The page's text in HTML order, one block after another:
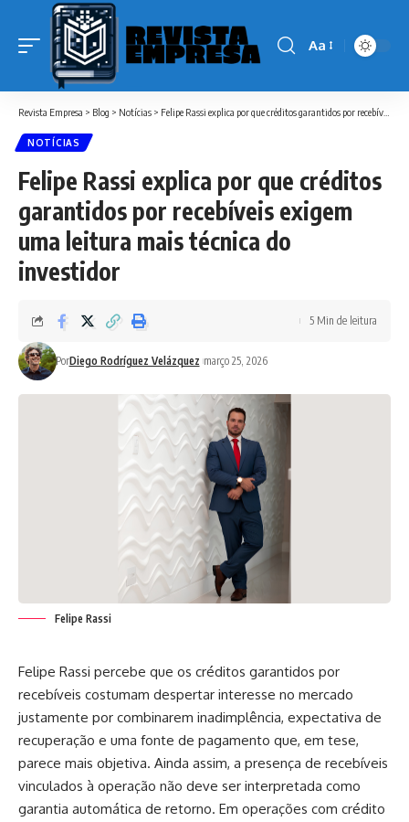
Font
Aa
Revista Empresa > Blog > Notícias > Felipe Rassi explica por que créditos garantidos por recebíveis exigem uma leitura mais técnica do investidor
NOTÍCIAS
Felipe Rassi explica por que créditos
garantidos por recebíveis exigem
uma leitura mais técnica do
investidor
PorDiego Rodríguez Velázquez março 25, 2026
5 Min de leitura
Felipe Rassi
Felipe Rassi percebe que os créditos garantidos por
recebíveis costumam despertar interesse no mercado
justamente por combinarem inadimplência, expectativa de
recuperação e uma fonte de pagamento que, em tese,
parece mais objetiva. Ainda assim, a presença de recebíveis
vinculados à operação não deve ser interpretada como
garantia automática de retorno. Em operações com crédito